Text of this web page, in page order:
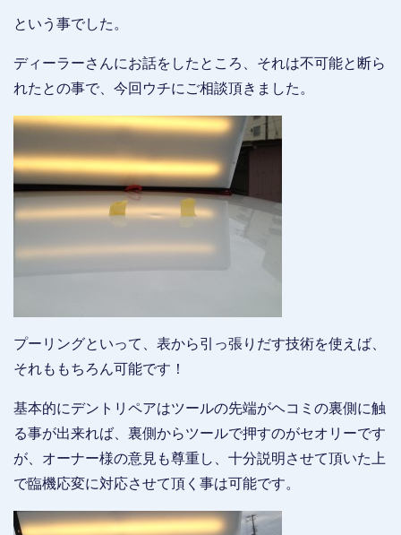
という事でした。
ディーラーさんにお話をしたところ、それは不可能と断ら
れたとの事で、今回ウチにご相談頂きました。
プーリングといって、表から引っ張りだす技術を使えば、
それももちろん可能です！
基本的にデントリペアはツールの先端がヘコミの裏側に触
る事が出来れば、裏側からツールで押すのがセオリーです
が、オーナー様の意見も尊重し、十分説明させて頂いた上
で臨機応変に対応させて頂く事は可能です。